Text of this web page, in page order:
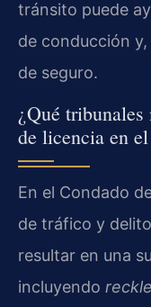
tránsito puede
de conducción
de seguro.
¿Qué tribunales
de licencia en
En el Condado
de tráfico y
resultar en una
incluyendo